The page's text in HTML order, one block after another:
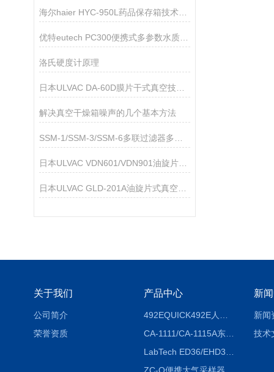
海尔haier HYC-950L药品保存箱技术资料
洛氏硬度计原理
日本ULVAC DA-60D膜片干式真空技术参数
解决真空干燥箱噪声的几个基本方法
日本ULVAC VDN601/VDN901油旋片式真空泵
关于我们
公司简介
荣誉资质
产品中心
CA-1111/CA-1115A东京理化EYELA CA-1111/CA-1115A冷却水循环装置
新
新闻
技术